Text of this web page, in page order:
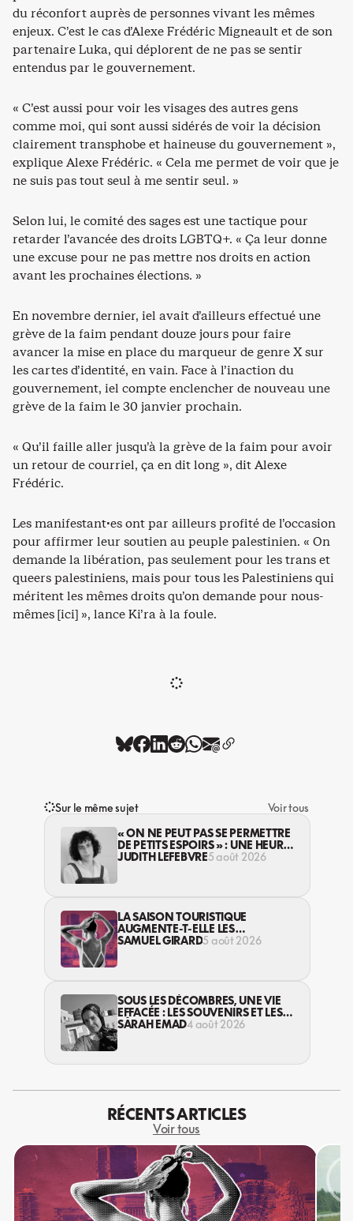
du réconfort auprès de personnes vivant les mêmes
enjeux. C’est le cas d’Alexe Frédéric Migneault et de son
partenaire Luka, qui déplorent de ne pas se sentir
entendus par le gouvernement.
« C’est aussi pour voir les visages des autres gens
comme moi, qui sont aussi sidérés de voir la décision
clairement transphobe et haineuse du gouvernement »,
explique Alexe Frédéric. « Cela me permet de voir que je
ne suis pas tout seul à me sentir seul. »
Selon lui, le comité des sages est une tactique pour
retarder l’avancée des droits LGBTQ+. « Ça leur donne
une excuse pour ne pas mettre nos droits en action
avant les prochaines élections. »
En novembre dernier, iel avait d’ailleurs effectué une
grève de la faim pendant douze jours pour faire
avancer la mise en place du marqueur de genre X sur
les cartes d’identité, en vain. Face à l’inaction du
gouvernement, iel compte enclencher de nouveau une
grève de la faim le 30 janvier prochain.
« Qu’il faille aller jusqu’à la grève de la faim pour avoir
un retour de courriel, ça en dit long », dit Alexe
Frédéric.
Les manifestant·es ont par ailleurs profité de l’occasion
pour affirmer leur soutien au peuple palestinien. « On
demande la libération, pas seulement pour les trans et
queers palestiniens, mais pour tous les Palestiniens qui
méritent les mêmes droits qu’on demande pour nous-
mêmes [ici] », lance Ki’ra à la foule.
Sur le même sujet
Voir tous
« ON NE PEUT PAS SE PERMETTRE
DE PETITS ESPOIRS » : UNE HEURE
AVEC AVI LEWIS
JUDITH LEFEBVRE5 août 2026
LA SAISON TOURISTIQUE
AUGMENTE-T-ELLE LES
VIOLENCES CONTRE LES
SAMUEL GIRARD5 août 2026
SOUS LES DÉCOMBRES, UNE VIE
EFFACÉE : LES SOUVENIRS ET LES
RÊVES PERDUS DES HABITANT·ES
SARAH EMAD4 août 2026
RÉCENTS ARTICLES
Voir tous